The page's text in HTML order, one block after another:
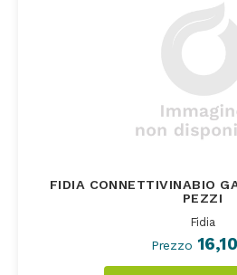
FIDIA CONNETTIVINABIO
PEZZI
Fidia
Prezzo